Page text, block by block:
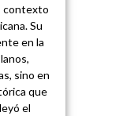
contexto
Su
en la
sino en
que
el